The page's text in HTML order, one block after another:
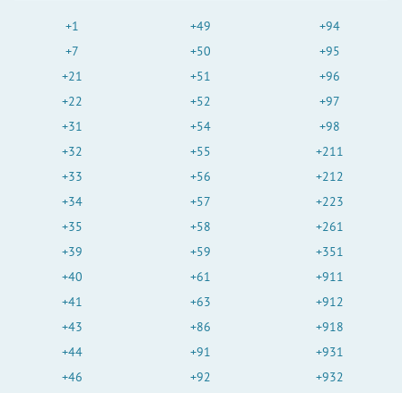
+1
+7
+21
+22
+31
+32
+33
+34
+35
+39
+40
+41
+43
+44
+46
+49
+50
+51
+52
+54
+55
+56
+57
+58
+59
+61
+63
+86
+91
+92
+94
+95
+96
+97
+98
+211
+212
+223
+261
+351
+911
+912
+918
+931
+932